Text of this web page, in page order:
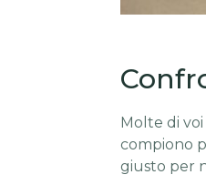
Molte di
compiono
giusto per